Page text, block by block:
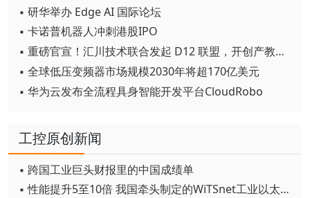
▪ 研华举办 Edge AI 国际论坛
▪ 卡诺普机器人冲刺港股IPO
▪ 重磅官宣！汇川技术联合发起 D12 联盟，开创产教融合新范式
▪ 全球低压变频器市场规模2030年将超170亿美元
▪ 华为云发布全流程具身智能开发平台CloudRobo
工控原创新闻
▪ 跨国工业巨头财报里的中国成绩单
▪ 性能提升5至10倍 我国牵头制定的WiTSnet工业以太网国际标准正式发布